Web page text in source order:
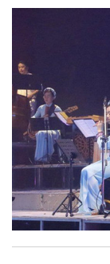
phối khí mới trên
Nam, đồng thời